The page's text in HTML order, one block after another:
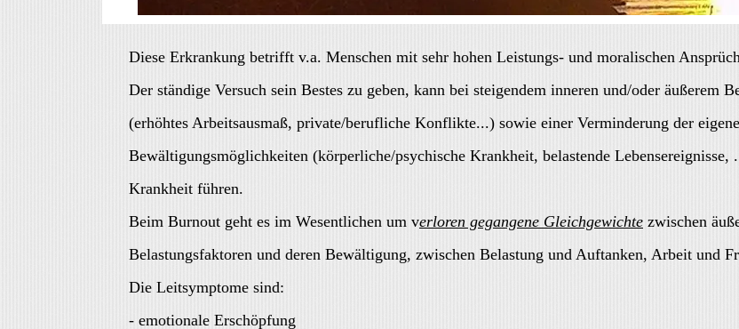
Diese Erkrankung betrifft v.a. Menschen mit sehr hohen Leistungs- und moralischen
Der ständige Versuch sein Bestes zu geben, kann bei steigendem inneren und/oder äußerem
(erhöhtes Arbeitsausmaß, private/berufliche Konflikte...) sowie einer Verminderung der
Bewältigungsmöglichkeiten (körperliche/psychische Krankheit, belastende Lebensereignisse,
Krankheit führen.
Beim Burnout geht es im Wesentlichen um verloren gegangene Gleichgewichte zwischen
Belastungsfaktoren und deren Bewältigung, zwischen Belastung und Auftanken, Arbeit und
Die Leitsymptome sind:
- emotionale Erschöpfung